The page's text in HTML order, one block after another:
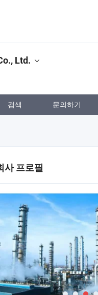
Ltd.
검색 문의하기
사 프로필